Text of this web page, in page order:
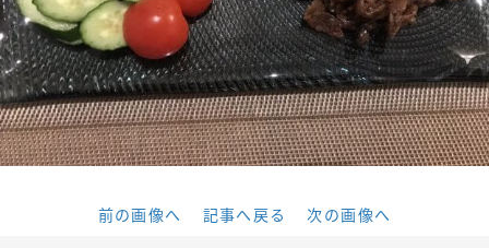
前の画像へ 記事へ戻る 次の画像へ